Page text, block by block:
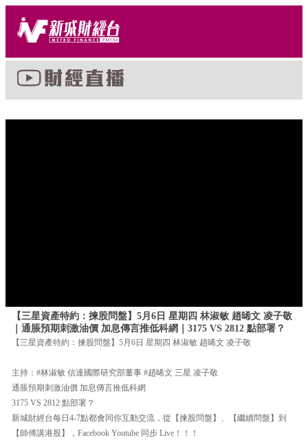
【三星資產特約：揀股問盤】5月6日 星期四 林淑敏 趙晞文 凌子敬
｜通脹預期刺激油價 加息傳言推低科網｜3175 VS 2812 點部署？
【三星資產特約：揀股問盤】5月6日 星期四 林淑敏 趙晞文 凌子敬
主持：#林淑敏 信達國際研究部董事 #趙晞文 三星 凌子敬
通脹預期刺激油價 加息傳言推低科網
3175 VS 2812 點部署？
新城財經台每日4-7點都會同你互動交流，從【揀股問盤】、【繼續問盤】到
【師傅講港股】，Facebook Youtube 同步 Live！！！